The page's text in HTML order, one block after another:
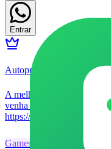
Entrar
Autopromos Games 🎮
A melhor comunidade de
venha economizar com a
https://chat.whatsapp.com/
Games Grupo